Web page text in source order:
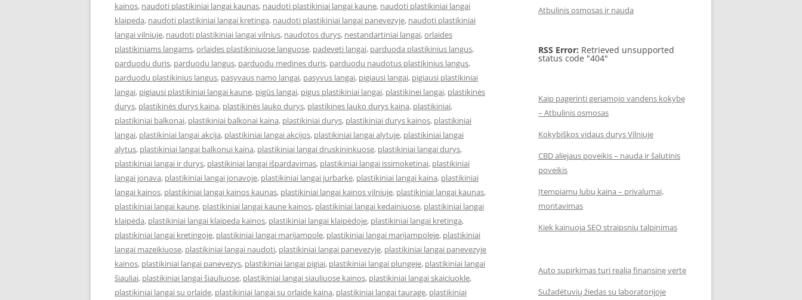
kainos, naudoti plastikiniai langai kaunas, naudoti plastikiniai langai kaune, naudoti plastikiniai langai
klaipeda, naudoti plastikiniai langai kretinga, naudoti plastikiniai langai panevezyje, naudoti plastikiniai
langai vilniuje, naudoti plastikiniai langai vilnius, naudotos durys, nestandartiniai langai,orlaides
plastikiniams langams,orlaides plastikiniuose languose, padeveti langai, parduoda plastikinius langus,
parduodu duris, parduodu langus, parduodu medines duris, parduodu naudotus plastikinius langus,
parduodu plastikinius langus, pasyvaus namo langai, pasyvus langai, pigiausi langai, pigiausi plastikiniai
langai, pigiausi plastikiniai langai kaune, pigūs langai, pigus plastikiniai langai, plastikinei langai, plastikinės
durys, plastikinės durys kaina, plastikinės lauko durys, plastikines lauko durys kaina, plastikiniai,
plastikiniai balkonai, plastikiniai balkonai kaina, plastikiniai durys, plastikiniai durys kainos, plastikiniai
langai, plastikiniai langai akcija, plastikiniai langai akcijos, plastikiniai langai alytuje, plastikiniai langai
alytus, plastikiniai langai balkonui kaina, plastikiniai langai druskininkuose, plastikiniai langai durys,
plastikiniai langai ir durys, plastikiniai langai išpardavimas, plastikiniai langai issimoketinai, plastikiniai
langai jonava, plastikiniai langai jonavoje, plastikiniai langai jurbarke, plastikiniai langai kaina, plastikiniai
langai kainos, plastikiniai langai kainos kaunas, plastikiniai langai kainos vilniuje, plastikiniai langai kaunas,
plastikiniai langai kaune, plastikiniai langai kaune kainos, plastikiniai langai kedainiuose, plastikiniai langai
klaipėda, plastikiniai langai klaipeda kainos, plastikiniai langai klaipėdoje, plastikiniai langai kretinga,
plastikiniai langai kretingoje, plastikiniai langai marijampole, plastikiniai langai marijampoleje, plastikiniai
langai mazeikiuose, plastikiniai langai naudoti, plastikiniai langai panevezyje, plastikiniai langai panevezyje
kainos, plastikiniai langai panevezys, plastikiniai langai pigiai, plastikiniai langai plungeje, plastikiniai langai
šiauliai, plastikiniai langai šiauliuose, plastikiniai langai siauliuose kainos, plastikiniai langai skaiciuokle,
plastikiniai langai su orlaide, plastikiniai langai su orlaide kaina, plastikiniai langai taurage, plastikiniai
Atbulinis osmosas ir nauda
RSS Error: Retrieved unsupported
status code "404"
Kaip pagerinti geriamojo vandens kokybę
– Atbulinis osmosas
Kokybiškos vidaus durys Vilniuje
CBD aliejaus poveikis – nauda ir šalutinis
poveikis
Įtempiamų lubų kaina – privalumai,
montavimas
Kiek kainuoja SEO straipsnių talpinimas
Auto supirkimas turi realią finansinę vertę
Sužadėtuvių žiedas su laboratorijoje